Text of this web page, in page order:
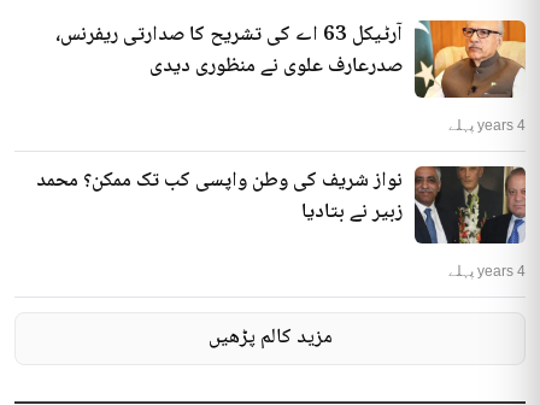
آرٹیکل 63 اے کی تشریح کا صدارتی ریفرنس،
صدرعارف علوی نے منظوری دیدی
4 years پہلے
نواز شریف کی وطن واپسی کب تک ممکن؟ محمد
زبیر نے بتادیا
4 years پہلے
مزید کالم پڑھیں